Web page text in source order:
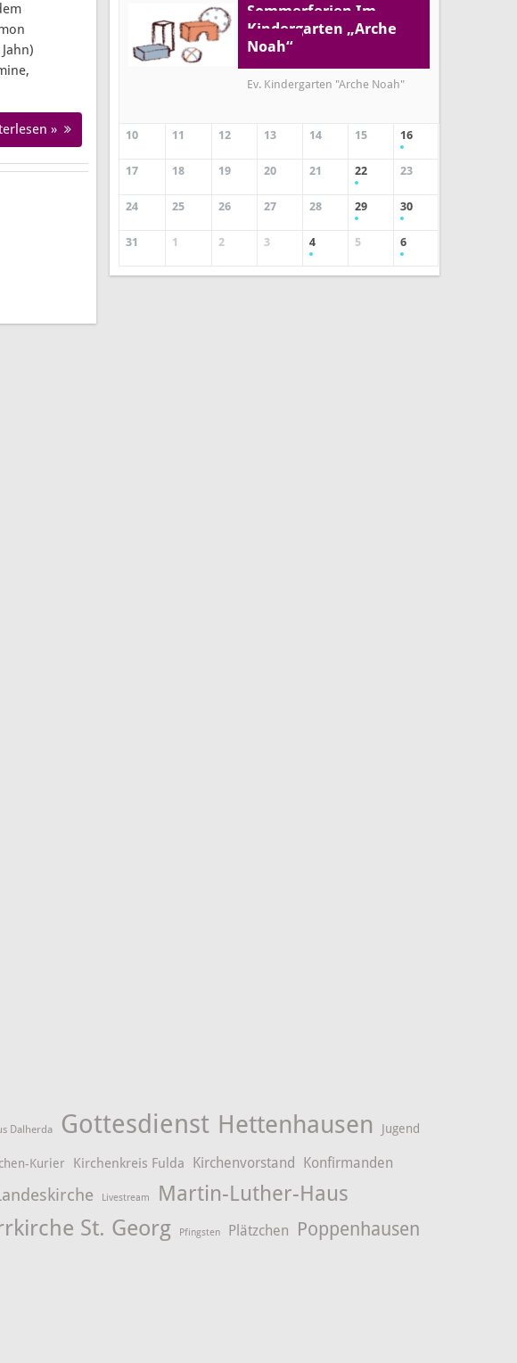
»
Sommerferien Im
Kindergarten „Arche
Noah“
Ev. Kindergarten "Arche Noah"
10 11 12 13 14 15 16
17 18 19 20 21 22 23
24 25 26 27 28 29 30
31 1 2 3 4 5 6
Dalherda Gottesdienst Hettenhausen Jugend
Kurier Kirchenkreis Fulda Kirchenvorstand Konfirmanden
Livestream Martin-Luther-Haus
St. Georg Pfingsten Plätzchen Poppenhausen